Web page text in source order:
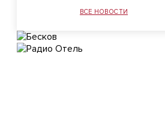
ВСЕ НОВОСТИ